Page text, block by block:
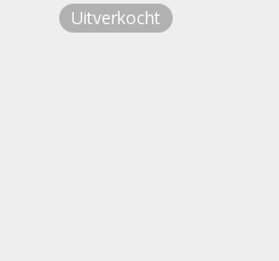
Uitverkocht